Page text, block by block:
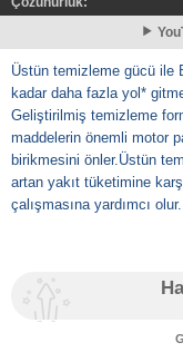
Üstün temizleme gücü ile
kadar daha fazla yol*
Geliştirilmiş temizleme
maddelerin önemli motor
birikmesini önler.Üstün
artan yakıt tüketimine
çalışmasına yardımcı